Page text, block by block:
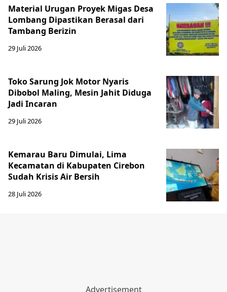
Material Urugan Proyek Migas Desa
Lombang Dipastikan Berasal dari
Tambang Berizin
29 Juli 2026
Toko Sarung Jok Motor Nyaris
Dibobol Maling, Mesin Jahit Diduga
Jadi Incaran
29 Juli 2026
Kemarau Baru Dimulai, Lima
Kecamatan di Kabupaten Cirebon
Sudah Krisis Air Bersih
28 Juli 2026